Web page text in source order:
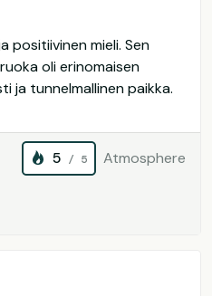
positiivinen mieli. Sen
oli erinomaisen
ja tunnelmallinen paikka.
5 / 5 Atmosphere